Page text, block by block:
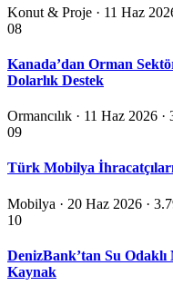
Konut & Proje · 11 Haz
08
Kanada’dan Orman
Dolarlık Destek
Ormancılık · 11 Haz 2026 ·
09
Türk Mobilya
Mobilya · 20 Haz 2026 ·
10
DenizBank’tan Su
Kaynak